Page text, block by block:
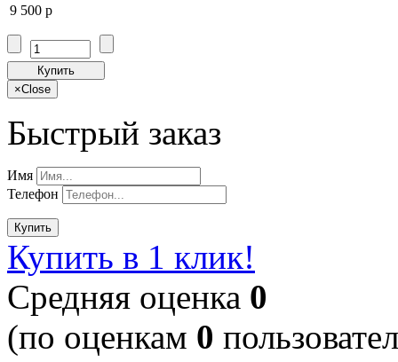
9 500 p
Купить
×Close
Быстрый заказ
Имя
Телефон
Купить
Купить в 1 клик!
Cредняя оценка 0
(по оценкам 0